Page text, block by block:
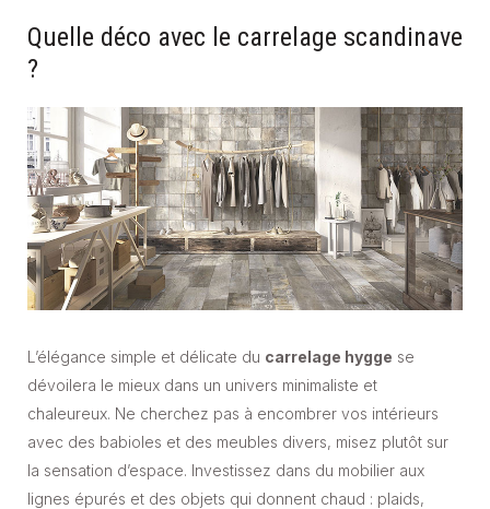
Quelle déco avec le carrelage scandinave
?
L’élégance simple et délicate du carrelage hygge se
dévoilera le mieux dans un univers minimaliste et
chaleureux. Ne cherchez pas à encombrer vos intérieurs
avec des babioles et des meubles divers, misez plutôt sur
la sensation d’espace. Investissez dans du mobilier aux
lignes épurés et des objets qui donnent chaud : plaids,